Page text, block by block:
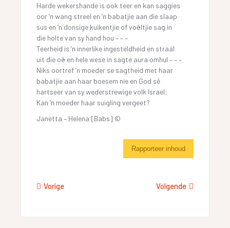
Harde wekershande is ook teer en kan saggies
oor ‘n wang streel en ‘n babatjie aan die slaap
sus en ‘n donsige kuikentjie of voëltjie sag in
die holte van sy hand hou – – –
Teerheid is ‘n innerlike ingesteldheid en straal
uit die oë en hele wese in sagte aura omhul – – –
Niks oortref ‘n moeder se sagtheid met haar
babatjie aan haar boesem nie en God sê
hartseer van sy wederstrewige volk Israel:
Kan ‘n moeder haar suigling vergeet?
Janetta – Helena [Babs] ©
Rapporteer inhoud
Vorige Volgende